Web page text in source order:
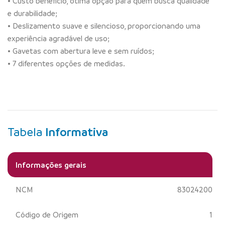
e durabilidade;
• Deslizamento suave e silencioso, proporcionando uma
experiência agradável de uso;
• Gavetas com abertura leve e sem ruídos;
• 7 diferentes opções de medidas.
Tabela Informativa
Informações gerais
NCM 83024200
Código de Origem 1